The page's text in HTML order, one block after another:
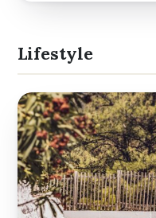
Lifestyle